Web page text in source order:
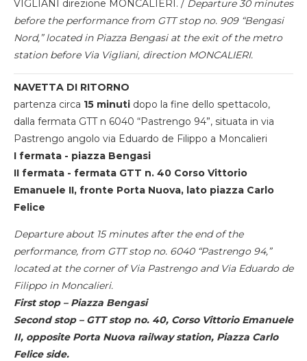
VIGLIANI direzione MONCALIERI. / Departure 30 minutes
before the performance from GTT stop no. 909 “Bengasi
Nord,” located in Piazza Bengasi at the exit of the metro
station before Via Vigliani, direction MONCALIERI.
NAVETTA DI RITORNO
partenza circa 15 minuti dopo la fine dello spettacolo,
dalla fermata GTT n 6040 “Pastrengo 94”, situata in via
Pastrengo angolo via Eduardo de Filippo a Moncalieri
I fermata - piazza Bengasi
II fermata - fermata GTT n. 40 Corso Vittorio
Emanuele II, fronte Porta Nuova, lato piazza Carlo
Felice
Departure about 15 minutes after the end of the
performance, from GTT stop no. 6040 “Pastrengo 94,”
located at the corner of Via Pastrengo and Via Eduardo de
Filippo in Moncalieri.
First stop – Piazza Bengasi
Second stop – GTT stop no. 40, Corso Vittorio Emanuele
II, opposite Porta Nuova railway station, Piazza Carlo
Felice side.